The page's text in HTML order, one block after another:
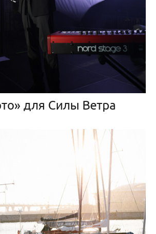
для Силы Ветра